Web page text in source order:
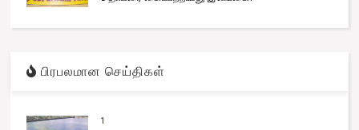
பிரபலமான செய்திகள்
1